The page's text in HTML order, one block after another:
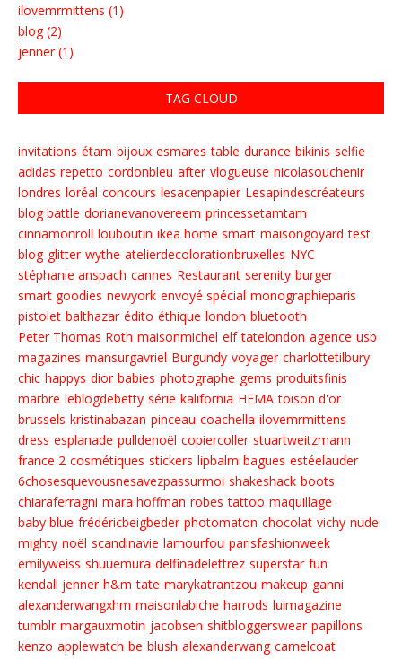
ilovemrmittens (1)
blog (2)
jenner (1)
TAG CLOUD
invitations étam bijoux esmares table durance bikinis selfie
adidas repetto cordonbleu after vlogueuse nicolasouchenir
londres loréal concours lesacenpapier Lesapindescréateurs
blog battle dorianevanovereem princessetamtam
cinnamonroll louboutin ikea home smart maisongoyard test
blog glitter wythe atelierdecolorationbruxelles NYC
stéphanie anspach cannes Restaurant serenity burger
smart goodies newyork envoyé spécial monographieparis
pistolet balthazar édito éthique london bluetooth
Peter Thomas Roth maisonmichel elf tatelondon agence usb
magazines mansurgavriel Burgundy voyager charlottetilbury
chic happys dior babies photographe gems produitsfinis
marbre leblogdebetty série kalifornia HEMA toison d'or
brussels kristinabazan pinceau coachella ilovemrmittens
dress esplanade pulldenoël copiercoller stuartweitzmann
france 2 cosmétiques stickers lipbalm bagues estéelauder
6chosesquevousnesavezpassurmoi shakeshack boots
chiaraferragni mara hoffman robes tattoo maquillage
baby blue frédéricbeigbeder photomaton chocolat vichy nude
mighty noël scandinavie lamourfou parisfashionweek
emilyweiss shuuemura delfinadelettrez superstar fun
kendall jenner h&m tate marykatrantzou makeup ganni
alexanderwangxhm maisonlabiche harrods luimagazine
tumblr margauxmotin jacobsen shitbloggerswear papillons
kenzo applewatch be blush alexanderwang camelcoat